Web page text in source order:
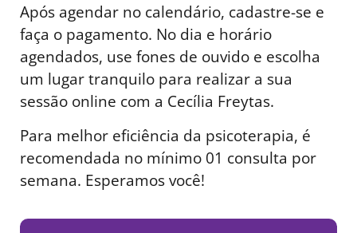
Após agendar no calendário, cadastre-se e
faça o pagamento. No dia e horário
agendados, use fones de ouvido e escolha
um lugar tranquilo para realizar a sua
sessão online com a Cecília Freytas.
Para melhor eficiência da psicoterapia, é
recomendada no mínimo 01 consulta por
semana. Esperamos você!